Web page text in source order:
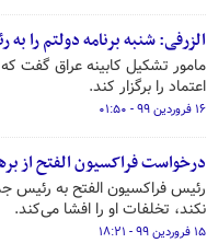
الزرفی: شنبه برنامه دولتم را به
مامور تشکیل کابینه عراق گفت
اعتماد را برگزار کند.
۱۶ فروردین ۹۹ - ۰۱:۵۰
درخواست فراکسیون الفتح از
رئیس فراکسیون الفتح به رئیس
نکند، تخلفات او را افشا می‌کند.
۱۵ فروردین ۹۹ - ۱۸:۲۱